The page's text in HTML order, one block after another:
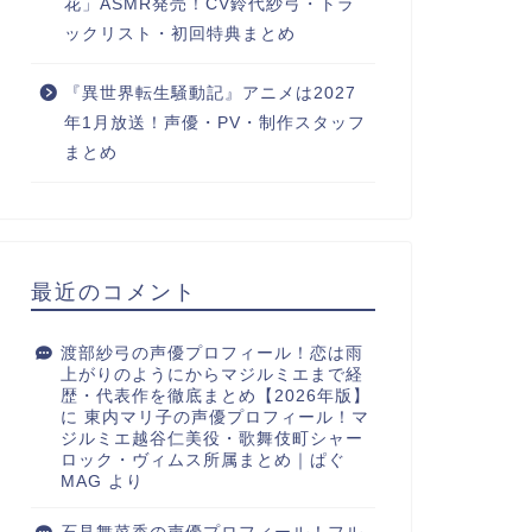
花」ASMR発売！CV鈴代紗弓・トラ
ックリスト・初回特典まとめ
『異世界転生騒動記』アニメは2027
年1月放送！声優・PV・制作スタッフ
まとめ
最近のコメント
渡部紗弓の声優プロフィール！恋は雨
上がりのようにからマジルミエまで経
歴・代表作を徹底まとめ【2026年版】
に 東内マリ子の声優プロフィール！マ
ジルミエ越谷仁美役・歌舞伎町シャー
ロック・ヴィムス所属まとめ｜ぱぐ
MAG より